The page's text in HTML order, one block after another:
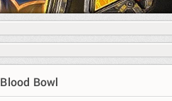
Blood Bowl